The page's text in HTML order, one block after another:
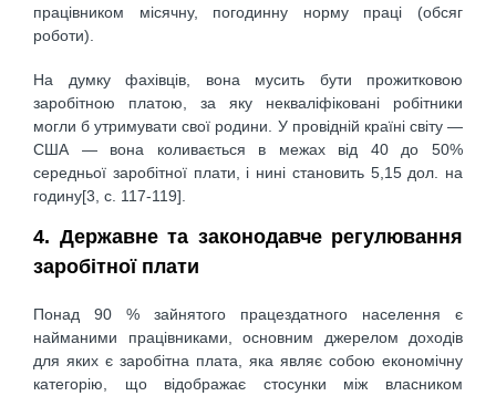
працівником місячну, погодинну норму праці (обсяг
роботи).
На думку фахівців, вона мусить бути прожитковою
заробітною платою, за яку некваліфіковані робітники
могли б утримувати свої родини. У провідній країні світу —
США — вона коливається в межах від 40 до 50%
середньої заробітної плати, і нині становить 5,15 дол. на
годину[3, c. 117-119].
4. Державне та законодавче регулювання
заробітної плати
Понад 90 % зайнятого працездатного населення є
найманими працівниками, основним джерелом доходів
для яких є заробітна плата, яка являє собою економічну
категорію, що відображає стосунки між власником